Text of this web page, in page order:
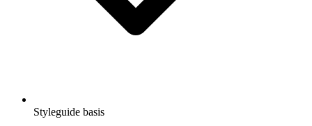
Styleguide basis